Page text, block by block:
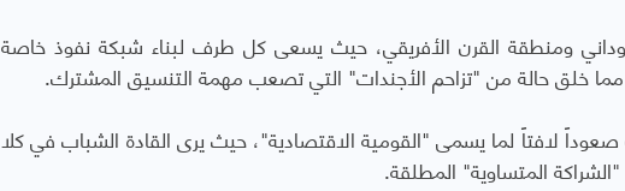
ومنطقة القرن الأفريقي، حيث يسعى كل طرف لبناء شبكة نفوذ خاصة
مما خلق حالة من "تزاحم الأجندات" التي تصعب مهمة التنسيق المشترك.
لافتاً لما يسمى "القومية الاقتصادية"، حيث يرى القادة الشباب في كلا
المتساوية" المطلقة.